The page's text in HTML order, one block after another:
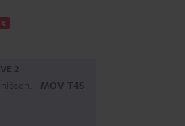
€
2
MOV-T4S